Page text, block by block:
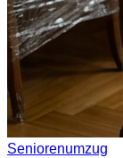
Seniorenumzug